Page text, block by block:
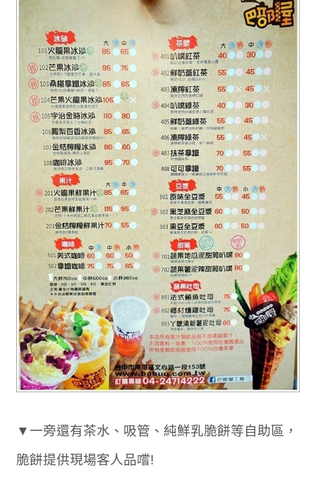
▼一旁還有茶水、吸管、純鮮乳脆餅等自助區，
脆餅提供現場客人品嚐!